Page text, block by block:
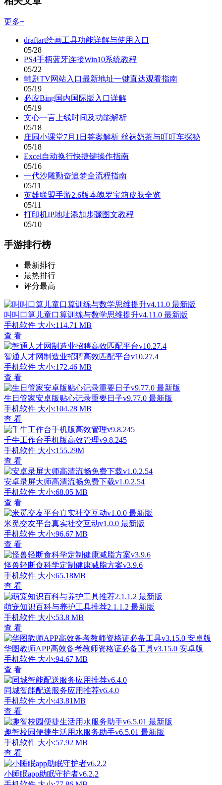
更多+
draftart绘画工具功能详解与使用入口
05/28
PS4手柄蓝牙连接Win10系统教程
05/22
韩剧TV网站入口最新地址一键直达观看指南
05/19
必应Bing国内国际版入口详解
05/19
文心一言上线时间及功能解析
05/18
庄园小课堂7月1日答案解析 丝袜奶茶与叮叮车探秘
05/18
Excel自动换行快捷键操作指南
05/16
一代沙雕勤奋追梦全流程指南
05/11
英雄联盟手游2.6版本魄罗宝箱皮肤全览
05/11
打印机IP地址添加步骤图文教程
05/10
手游排行榜
最新排行
最热排行
评分最高
叫叫口算儿童口算训练与数学思维提升v4.11.0 最新版
手机软件 大小:114.71 MB
查 看
智通人才网制造业招聘高效匹配平台v10.27.4
手机软件 大小:172.46 MB
查 看
生日管家安卓版贴心记录重要日子v9.77.0 最新版
手机软件 大小:104.28 MB
查 看
千牛工作台手机版高效管理v9.8.245
手机软件 大小:155.29M
查 看
安卓录屏大师高清流畅免费下载v1.0.2.54
手机软件 大小:68.05 MB
查 看
米觅交友平台真实社交互动v1.0.0 最新版
手机软件 大小:96.67 MB
查 看
怪兽轻断食科学定制健康减脂方案v3.9.6
手机软件 大小:65.18MB
查 看
萌宠知识百科与养护工具推荐2.1.1.2 最新版
手机软件 大小:53.8 MB
查 看
华图教师APP高效备考教师资格证必备工具v3.15.0 安卓版
手机软件 大小:94.67 MB
查 看
同城智能配送服务应用推荐v6.4.0
手机软件 大小:43.81MB
查 看
趣智校园便捷生活用水服务助手v6.5.01 最新版
手机软件 大小:57.92 MB
查 看
小睡眠app助眠守护者v6.2.2